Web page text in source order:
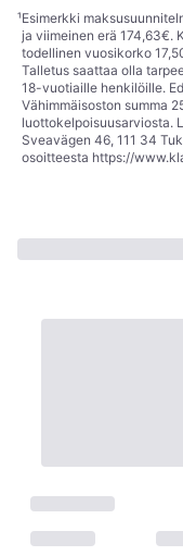
¹Esimerkki
ja viimeinen erä 174,63€.
todellinen vuosikorko
Talletus saattaa olla
18-vuotiaille henkilöille.
Vähimmäisoston summa
luottokelpoisuusarviosta.
Sveavägen 46, 111 34
osoitteesta https://